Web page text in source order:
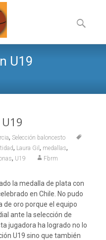
alBuscar:
U19
, Selección baloncesto
, Laura Gil , medallas,
, U19 Fbrm
la medalla de plata con
en Chile. No pudo
de oro porque el equipo
ante la selección de
jugadora ha logrado no lo
U19 sino que también